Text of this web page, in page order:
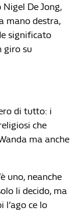
De Jong,
mano destra,
significato
giro su
di tutto: i
che
ma anche
uno, neanche
li decido, ma
l’ago ce lo